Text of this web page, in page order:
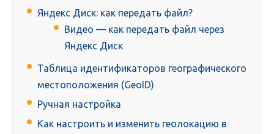
Яндекс Диск: как передать файл?
Видео — как передать файл через
Яндекс Диск
Таблица идентификаторов географического
местоположения (GeoID)
Ручная настройка
Как настроить и изменить геолокацию в